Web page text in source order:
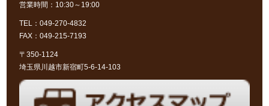
営業時間：10:30～19:00
TEL：049-270-4832
FAX：049-215-7193
〒350-1124
埼玉県川越市新宿町5-6-14-103